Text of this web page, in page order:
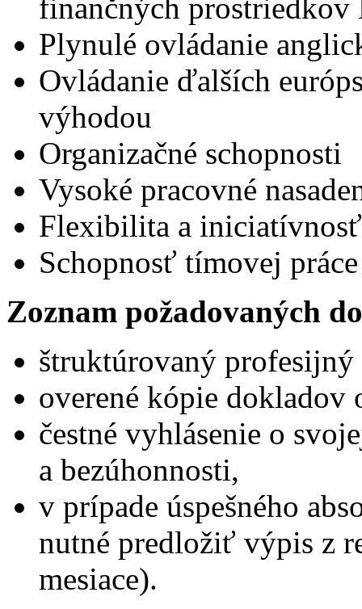
finančných prostriedkov
Plynulé ovládanie
Ovládanie ďalších
výhodou
Organizačné schopnosti
Vysoké pracovné
Flexibilita a iniciatívnosť
Schopnosť tímovej práce
Zoznam požadovaných
štruktúrovaný
overené kópie dokladov
čestné vyhlásenie o
a bezúhonnosti,
v prípade úspešného
nutné predložiť výpis z
mesiace).